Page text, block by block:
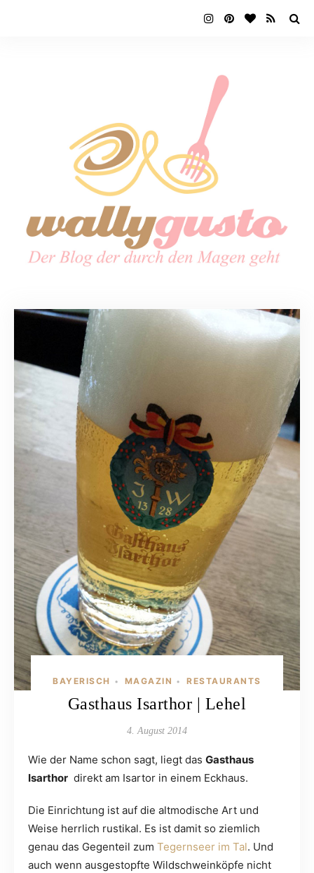
BAYERISCH • MAGAZIN • RESTAURANTS
Gasthaus Isarthor | Lehel
4. August 2014
Wie der Name schon sagt, liegt das Gasthaus
Isarthor direkt am Isartor in einem Eckhaus.
Die Einrichtung ist auf die altmodische Art und
Weise herrlich rustikal. Es ist damit so ziemlich
genau das Gegenteil zum Tegernseer im Tal. Und
auch wenn ausgestopfte Wildschweinköpfe nicht